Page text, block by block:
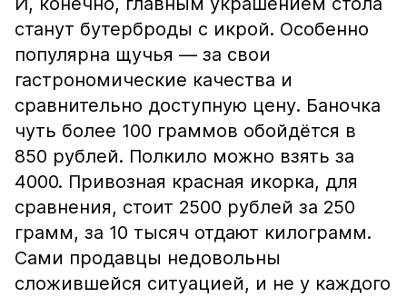
станут бутерброды с икрой. Особенно
популярна щучья — за свои
гастрономические качества и
сравнительно доступную цену. Баночка
чуть более 100 граммов обойдётся в
850 рублей. Полкило можно взять за
4000. Привозная красная икорка, для
сравнения, стоит 2500 рублей за 250
грамм, за 10 тысяч отдают килограмм.
Сами продавцы недовольны
сложившейся ситуацией, и не у каждого